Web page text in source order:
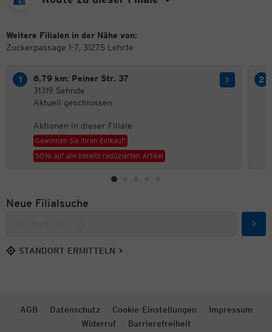
Weitere Filialen in der Nähe von:
Zuckerpassage 1-7, 31275 Lehrte
6.79 km: Peiner Str. 37
31319 Sehnde
Aktuell geschlossen
Aktionen in dieser Filiale
Gewinnen Sie Ihren Einkauf!
50% auf alle bereits reduzierten Artikel
Neue Filialsuche
STANDORT ERMITTELN
AGB Datenschutz Cookie-Einstellungen
Impressum
Widerruf
Barrierefreiheit